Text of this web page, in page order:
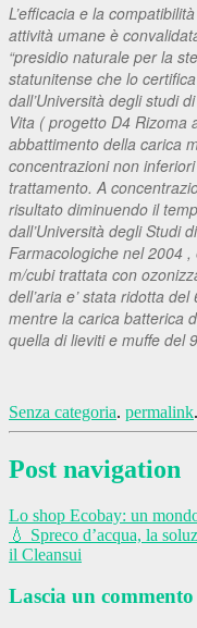
L’efficacia e la
attività umane è
“presidio naturale per la
statunitense che lo
dall’Università degli studi
Vita ( progetto D4 Rizoma
abbattimento della carica
concentrazioni non
trattamento. A
risultato diminuendo il
dall’Università degli Studi
Farmacologiche nel 2004
m/cubi trattata con
dell’aria e’ stata ridotta
mentre la carica batterica
quella di lieviti e muffe del
Senza categoria. permalink.
Post navigation
Lo shop Ecobay: un
💧 Spreco d’acqua, la
il Cleansui
Lascia un commento